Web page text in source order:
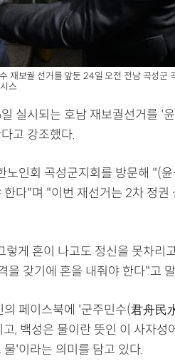
재보궐 선거를 앞둔 24일 오전 전남 곡성군
스
실시되는 호남 재보궐선거를 '
고 강조했다.
인회 곡성군지회를 방문해 "(
다"며 "이번 재선거는 2차 정권
게 혼이 나고도 정신을 못차리
을 갖기에 혼을 내줘야 한다"고
의 페이스북에 '군주민수(君舟民
, 백성은 물이란 뜻인 이 사자성
'이라는 의미를 담고 있다.